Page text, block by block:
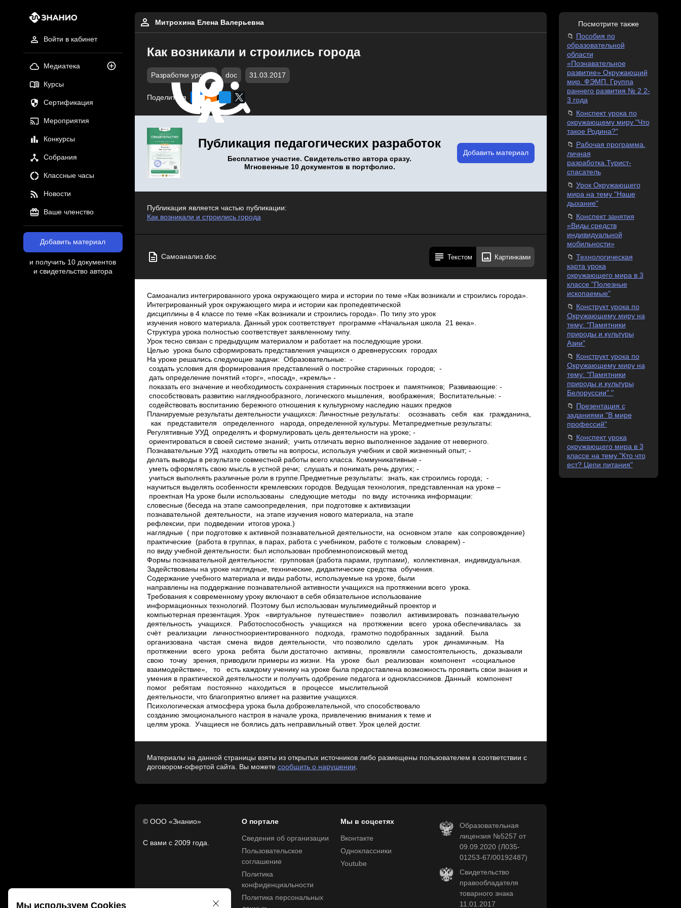
Войти в кабинет
Медиатека
Курсы
Сертификация
Мероприятия
Конкурсы
Собрания
Классные часы
Новости
Ваше членство
Добавить материал
и получить 10 документов
и свидетельство автора
Митрохина Елена Валерьевна
Как возникали и строились города
Разработки уроков doc 31.03.2017
Поделиться
Публикация педагогических разработок
Бесплатное участие. Свидетельство автора сразу.
Мгновенные 10 документов в портфолио.
Добавить материал
Публикация является частью публикации:
Как возникали и строились города
Самоанализ.doc Текстом Картинками
Самоанализ интегрированного урока окружающего мира и истории по теме «Как возникали и строились города».
Интегрированный урок окружающего мира и истории как пропедевтической
дисциплины в 4 классе по теме «Как возникали и строились города». По типу это урок
изучения нового материала. Данный урок соответствует программе «Начальная школа 21 века».
Структура урока полностью соответствует заявленному типу.
Урок тесно связан с предыдущим материалом и работает на последующие уроки.
Целью урока было сформировать представления учащихся о древнерусских городах
На уроке решались следующие задачи: Образовательные: ­
создать условия для формирования представлений о постройке старинных городов; ­
дать определение понятий «торг», «посад», «кремль» ­
показать его значение и необходимость сохранения старинных построек и памятников; Развивающие: ­
способствовать развитию наглядно­образного, логического мышления, воображения; Воспитательные: ­
содействовать воспитанию бережного отношения к культурному наследию наших предков
Планируемые результаты деятельности учащихся: Личностные результаты: ­ осознавать себя как гражданина,
как представителя определенного народа, определенной культуры. Метапредметные результаты:
Регулятивные УУД ­ определять и формулировать цель деятельности на уроке; ­
ориентироваться в своей системе знаний; ­ учить отличать верно выполненное задание от неверного.
Познавательные УУД ­ находить ответы на вопросы, используя учебник и свой жизненный опыт; ­
делать выводы в результате совместной работы всего класса. Коммуникативные ­
уметь оформлять свою мысль в устной речи; ­ слушать и понимать речь других; ­
учиться выполнять различные роли в группе.Предметные результаты: ­ знать, как строились города; ­
научиться выделять особенности кремлевских городов. Ведущая технология, представленная на уроке –
проектная На уроке были использованы следующие методы ­по виду источника информации:
словесные (беседа на этапе самоопределения, при подготовке к активизации
познавательной деятельности, на этапе изучения нового материала, на этапе
рефлексии, при подведении итогов урока.)
наглядные ( при подготовке к активной познавательной деятельности, на основном этапе ­ как сопровождение)
практические (работа в группах, в парах, работа с учебником, работе с толковым словарем) ­
по виду учебной деятельности: был использован проблемно­поисковый метод
Формы познавательной деятельности: групповая (работа парами, группами), коллективная, индивидуальная.
Задействованы на уроке наглядные, технические, дидактические средства обучения.
Содержание учебного материала и виды работы, используемые на уроке, были
направлены на поддержание познавательной активности учащихся на протяжении всего урока.
Требования к современному уроку включают в себя обязательное использование
информационных технологий. Поэтому был использован мультимедийный проектор и
компьютерная презентация. Урок «виртуальное путешествие» позволил активизировать познавательную
деятельность учащихся. Работоспособность учащихся на протяжении всего урока обеспечивалась за
счёт реализации личностно­ориентированного подхода, грамотно подобранных заданий. Была
организована частая смена видов деятельности, что позволило сделать урок динамичным. На
протяжении всего урока ребята были достаточно активны, проявляли самостоятельность, доказывали
свою точку зрения, приводили примеры из жизни. На уроке был реализован компонент «социальное
взаимодействие», то есть каждому ученику на уроке была предоставлена возможность проявить свои знания и
умения в практической деятельности и получить одобрение педагога и одноклассников. Данный компонент
помог ребятам постоянно находиться в процессе мыслительной
деятельности, что благоприятно влияет на развитие учащихся.
Психологическая атмосфера урока была доброжелательной, что способствовало
созданию эмоционального настроя в начале урока, привлечению внимания к теме и
целям урока. Учащиеся не боялись дать неправильный ответ. Урок целей достиг.
Материалы на данной страницы взяты из открытых источников либо размещены пользователем в соответствии с
договором-офертой сайта. Вы можете сообщить о нарушении.
© ООО «Знанио»
С вами с 2009 года.
О портале
Сведения об организации
Пользовательское
соглашение
Политика
конфиденциальности
Политика персональных
Мы в соцсетях
Вконтакте
Одноклассники
Youtube
Образовательная
лицензия №5257 от
09.09.2020 (Л035-
01253-67/00192487)
Свидетельство
правообладателя
товарного знака
11.01.2017
Посмотрите также
Пособия по
образовательной
области
«Познавательное
развитие» Окружающий
мир. ФЭМП. Группа
раннего развития № 2 2-
3 года
Конспект урока по
окружающему миру "Что
такое Родина?"
Рабочая программа.
личная
разработка.Турист-
спасатель
Урок Окружающего
мира на тему "Наше
дыхание"
Конспект занятия
«Виды средств
индивидуальной
мобильности»
Технологическая
карта урока
окружающего мира в 3
классе "Полезные
ископаемые"
Конструкт урока по
Окружающему миру на
тему: "Памятники
природы и культуры
Азии"
Конструкт урока по
Окружающему миру на
тему: "Памятники
природы и культуры
Белоруссии" "
Презентация с
заданиями "В мире
профессий"
Конспект урока
окружающего мира в 3
классе на тему "Кто что
ест? Цепи питания"
Мы используем Cookies